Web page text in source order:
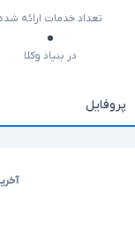
تعداد خدمات ارائه
۰
در بنیاد وکلا
پروفایل